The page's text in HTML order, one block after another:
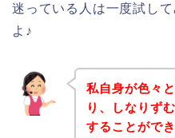
迷っている人は一度試し
よ♪
私自身が色々
り、しなりず
することがで